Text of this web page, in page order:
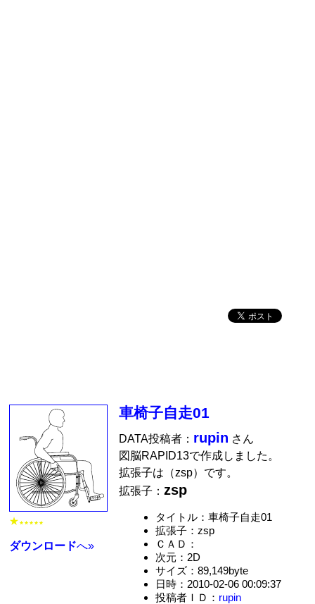
★ ★★★★★
ダウンロードへ»
車椅子自走01
DATA投稿者： rupin さん
図脳RAPID13で作成しました。
拡張子は（zsp）です。
拡張子：zsp
タイトル：車椅子自走01
拡張子：zsp
ＣＡＤ：
次元：2D
サイズ：89,149byte
日時：2010-02-06 00:09:37
投稿者ＩＤ： rupin